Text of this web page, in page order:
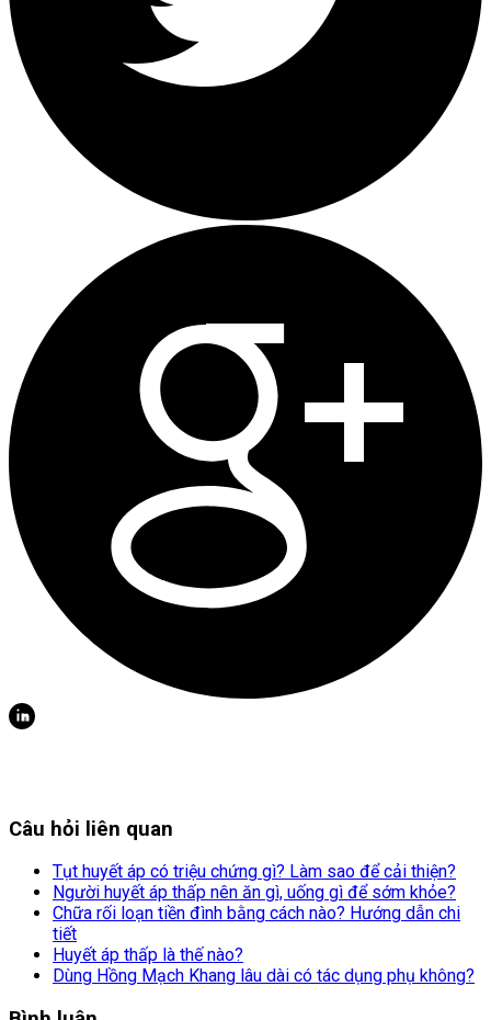
Câu hỏi liên quan
Tụt huyết áp có triệu chứng gì? Làm sao để cải thiện?
Người huyết áp thấp nên ăn gì, uống gì để sớm khỏe?
Chữa rối loạn tiền đình bằng cách nào? Hướng dẫn chi
tiết
Huyết áp thấp là thế nào?
Dùng Hồng Mạch Khang lâu dài có tác dụng phụ không?